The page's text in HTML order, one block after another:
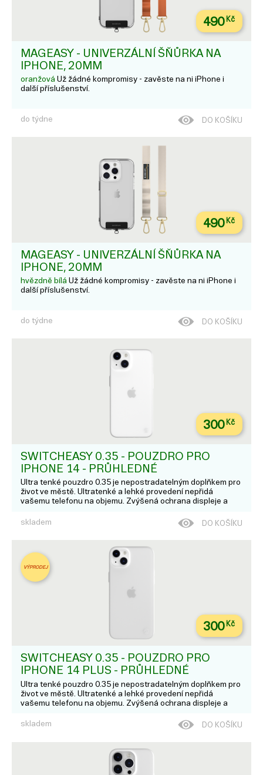
490Kč
MAGEASY - UNIVERZÁLNÍ ŠŇŮRKA NA
IPHONE, 20MM
oranžová Už žádné kompromisy - zavěste na ni iPhone i
další příslušenství.
do týdne DO KOŠÍKU
490Kč
MAGEASY - UNIVERZÁLNÍ ŠŇŮRKA NA
IPHONE, 20MM
hvězdně bílá Už žádné kompromisy - zavěste na ni iPhone i
další příslušenství.
do týdne DO KOŠÍKU
300Kč
SWITCHEASY 0.35 - POUZDRO PRO
IPHONE 14 - PRŮHLEDNÉ
Ultra tenké pouzdro 0.35 je nepostradatelným doplňkem pro
život ve městě. Ultratenké a lehké provedení nepřidá
vašemu telefonu na objemu. Zvýšená ochrana displeje a
Ultratenký design a lehké pouz...
skladem DO KOŠÍKU
VÝPRODEJ
300Kč
SWITCHEASY 0.35 - POUZDRO PRO
IPHONE 14 PLUS - PRŮHLEDNÉ
Ultra tenké pouzdro 0.35 je nepostradatelným doplňkem pro
život ve městě. Ultratenké a lehké provedení nepřidá
vašemu telefonu na objemu. Zvýšená ochrana displeje a
Ultratenký design a lehké pouz...
skladem DO KOŠÍKU